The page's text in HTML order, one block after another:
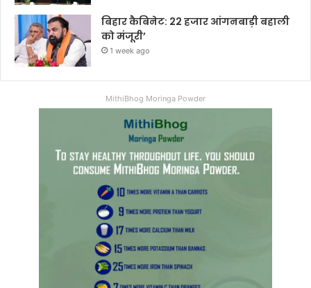
बिहार कैबिनेट: 22 हजार आंगनबाड़ी बहाली
को मंजूरी’
1 week ago
MithiBhog Moringa Powder